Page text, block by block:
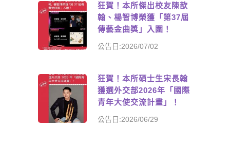
狂賀！本所傑出校友陳歆
翰、楊智博榮獲「第37屆
傳藝金曲獎」入圍！
公告日:2026/07/02
狂賀！本所碩士生宋長翰
獲選外交部2026年「國際
青年大使交流計畫」！
公告日:2026/06/29